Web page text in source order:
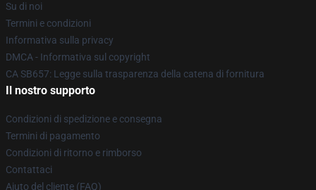
Su di noi
Termini e condizioni
Informativa sulla privacy
DMCA - Informativa sul copyright
CA SB657: Legge sulla trasparenza della catena di fornitura
Il nostro supporto
Condizioni di spedizione e consegna
Termini di pagamento
Condizioni di ritorno e rimborso
Contattaci
Aiuto del cliente (FAQ)